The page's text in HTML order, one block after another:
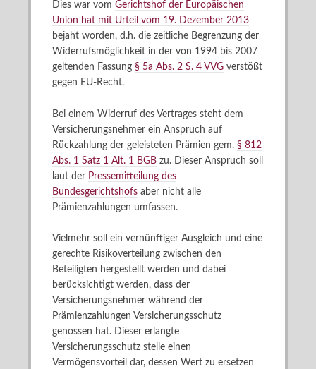
Dies war vom Gerichtshof der Europäischen
Union hat mit Urteil vom 19. Dezember 2013
bejaht worden, d.h. die zeitliche Begrenzung der
Widerrufsmöglichkeit in der von 1994 bis 2007
geltenden Fassung § 5a Abs. 2 S. 4 VVG verstößt
gegen EU-Recht.
Bei einem Widerruf des Vertrages steht dem
Versicherungsnehmer ein Anspruch auf
Rückzahlung der geleisteten Prämien gem. § 812
Abs. 1 Satz 1 Alt. 1 BGB zu. Dieser Anspruch soll
laut der Pressemitteilung des
Bundesgerichtshofs aber nicht alle
Prämienzahlungen umfassen.
Vielmehr soll ein vernünftiger Ausgleich und eine
gerechte Risikoverteilung zwischen den
Beteiligten hergestellt werden und dabei
berücksichtigt werden, dass der
Versicherungsnehmer während der
Prämienzahlungen Versicherungsschutz
genossen hat. Dieser erlangte
Versicherungsschutz stelle einen
Vermögensvorteil dar, dessen Wert zu ersetzen